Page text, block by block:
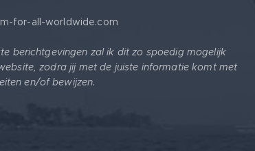
for-all-worldwide.com
berichtgevingen zal ik dit zo spoedig mogelijk
zodra jij met de juiste informatie komt met
en/of bewijzen.